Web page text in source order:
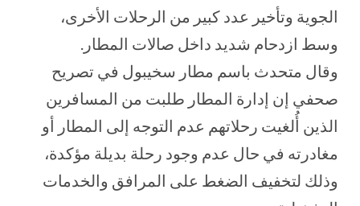
الجوية وتأخير عدد كبير من الرحلات الأخرى،
وسط ازدحام شديد داخل صالات المطار.
وقال متحدث باسم مطار سخيبول في تصريح
صحفي إن إدارة المطار طلبت من المسافرين
الذين أُلغيت رحلاتهم عدم التوجه إلى المطار أو
مغادرته في حال عدم وجود رحلة بديلة مؤكدة،
وذلك لتخفيف الضغط على المرافق والخدمات